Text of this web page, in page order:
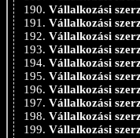
Vállalkozási
Vállalkozási
Vállalkozási
Vállalkozási
Vállalkozási
Vállalkozási
Vállalkozási
Vállalkozási
Vállalkozási
Vállalkozási